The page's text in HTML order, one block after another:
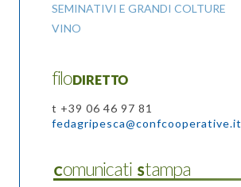
SEMINATIVI E GRANDI COLTURE
VINO
filoDIRETTO
t +39 06 46 97 81
fedagripesca@confcooperative.it
Comunicati Stampa